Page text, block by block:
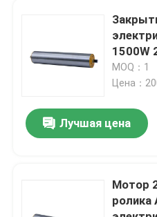
Контроль качества
Свяжитесь с нами
Новости
мотор шестерни dc
1500W
MOQ：1
Цена：
Лучшая цена
Мотор
ролика